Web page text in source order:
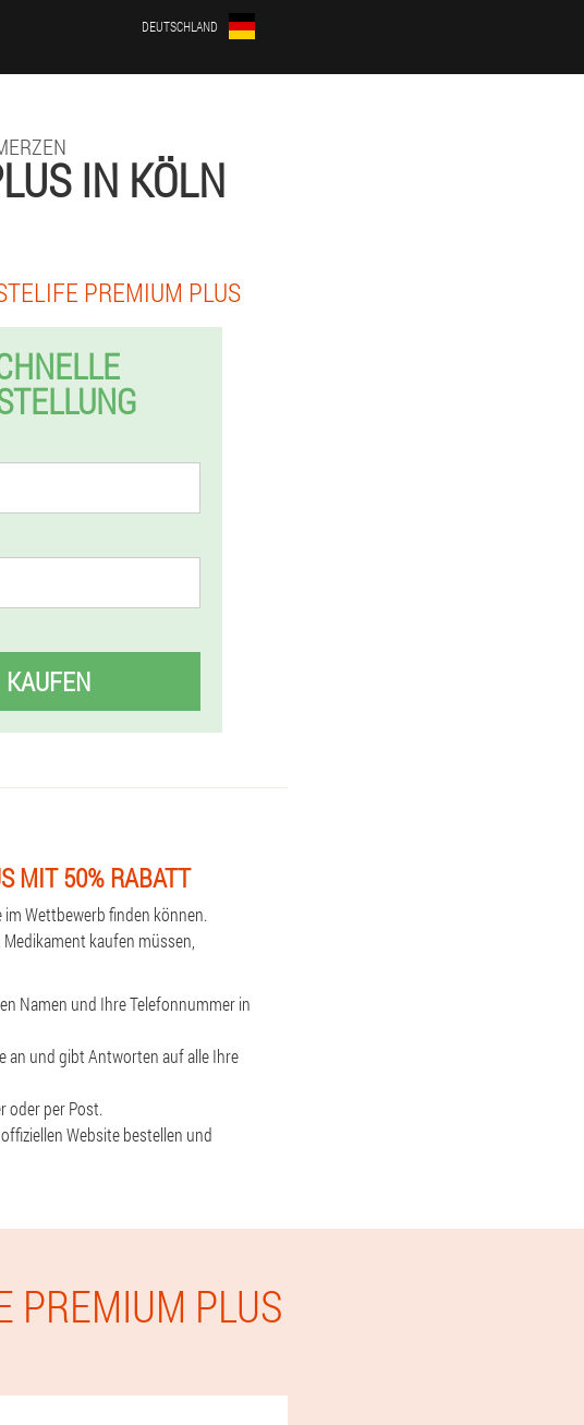
DEUTSCHLAND
IN KÖLN
PREMIUM PLUS
KAUFEN
MIT 50% RABATT
im Wettbewerb finden können.
kaufen müssen,
Namen und Ihre Telefonnummer in
an und gibt Antworten auf alle Ihre
oder per Post.
Website bestellen und
PREMIUM PLUS